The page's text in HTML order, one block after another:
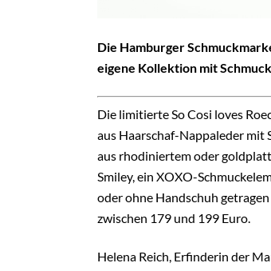
Die Hamburger
eigene Kollektion mit
Die limitierte So Cosi loves
aus Haarschaf-Nappaleder mit
aus rhodiniertem oder
Smiley, ein XOXO-
oder ohne Handschuh
zwischen 179 und 199 Euro.
Helena Reich, Erfinderin der